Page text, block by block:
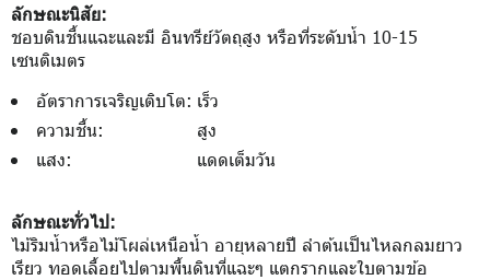
ลักษณะนิสัย:
ชอบดินชื้นแฉะและมี อินทรีย์วัตถุสูง หรือที่ระดับน้ำ 10-15
เซนติเมตร
อัตราการเจริญเติบโต: เร็ว
ความชื้น:
สูง
แสง:
แดดเต็มวัน
ลักษณะทั่วไป:
ไม้ริมน้ำหรือไม้โผล่เหนือน้ำ อายุหลายปี ลำต้นเป็นไหลกลมยาว
เรียว ทอดเลื้อยไปตามพื้นดินที่แฉะๆ แตกรากและใบตามข้อ